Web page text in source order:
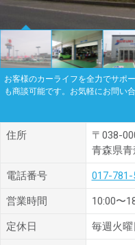
お客様のカーライフを全力でサポ
も商談可能です。お気軽にお問い合
住所
〒038-
青森県
電話番号 017-781-
営業時間 10:00〜
定休日 毎週火曜